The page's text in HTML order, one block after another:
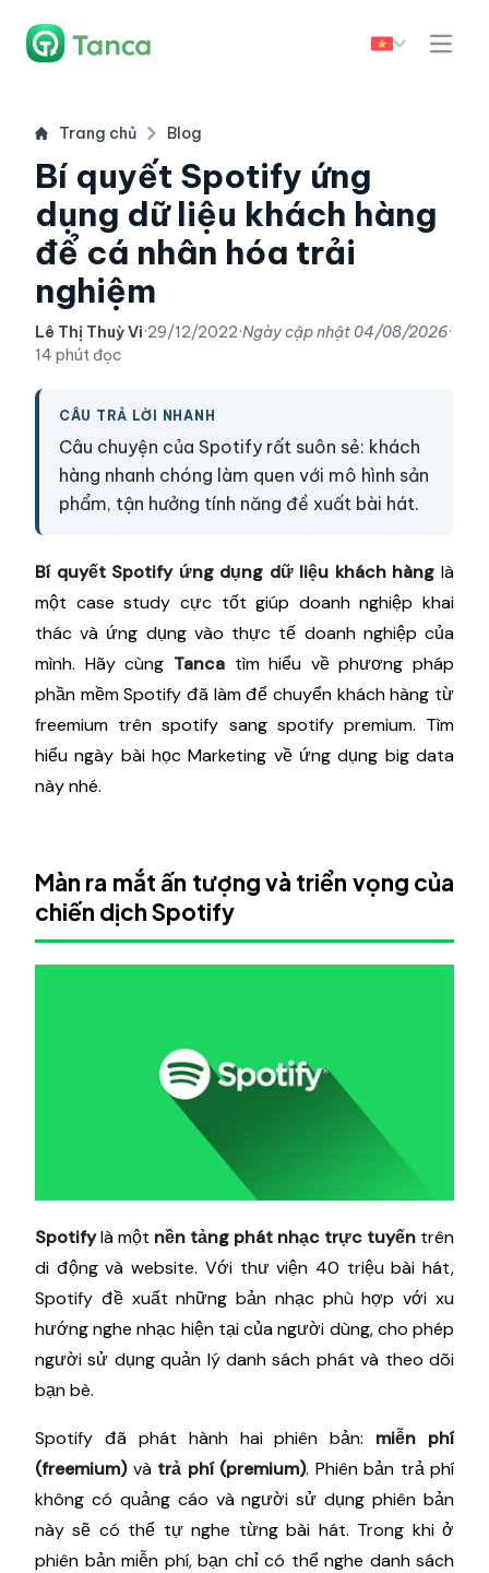
Trang chủ Blog
Bí quyết Spotify ứng
dụng dữ liệu khách hàng
để cá nhân hóa trải
nghiệm
Lê Thị Thuỳ Vi·29/12/2022·Ngày cập nhật04/08/2026·
14 phút đọc
CÂU TRẢ LỜI NHANH
Câu chuyện của Spotify rất suôn sẻ: khách
hàng nhanh chóng làm quen với mô hình sản
phẩm, tận hưởng tính năng đề xuất bài hát.
Bí quyết Spotify ứng dụng dữ liệu khách hàng là
một case study cực tốt giúp doanh nghiệp khai
thác và ứng dụng vào thực tế doanh nghiệp của
mình. Hãy cùng Tancatìm hiểu về phương pháp
phần mềm Spotify đã làm để chuyển khách hàng từ
freemium trên spotify sang spotify premium. Tìm
hiểu ngày bài học Marketing về ứng dụng big data
này nhé.
Màn ra mắt ấn tượng và triển vọng của
chiến dịch Spotify
Spotifylà một nền tảng phát nhạc trực tuyến trên
di động và website. Với thư viện 40 triệu bài hát,
Spotify đề xuất những bản nhạc phù hợp với xu
hướng nghe nhạc hiện tại của người dùng, cho phép
người sử dụng quản lý danh sách phát và theo dõi
bạn bè.
Spotify đã phát hành hai phiên bản: miễn phí
(freemium)và trả phí (premium). Phiên bản trả phí
không có quảng cáo và người sử dụng phiên bản
này sẽ có thể tự nghe từng bài hát. Trong khi ở
phiên bản miễn phí, bạn chỉ có thể nghe danh sách